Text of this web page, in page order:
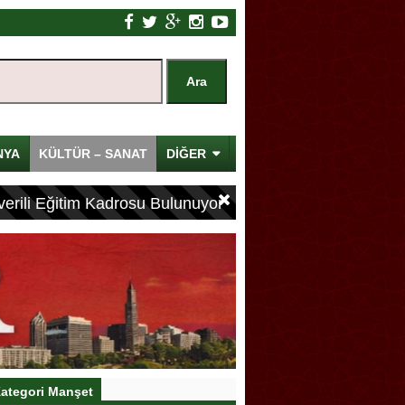
KÜLTÜR – SANAT DİĞER
Eğitim Kadrosu Bulunuyor
Manşet